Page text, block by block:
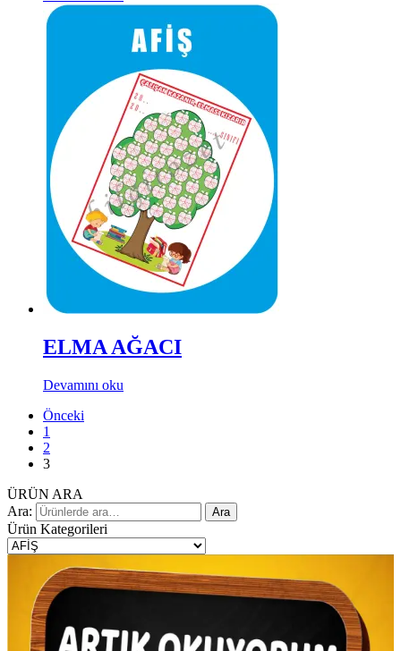
ELMA AĞACI
Devamını oku
Önceki
1
2
3
ÜRÜN ARA
Ara:
Ara
Ürün Kategorileri